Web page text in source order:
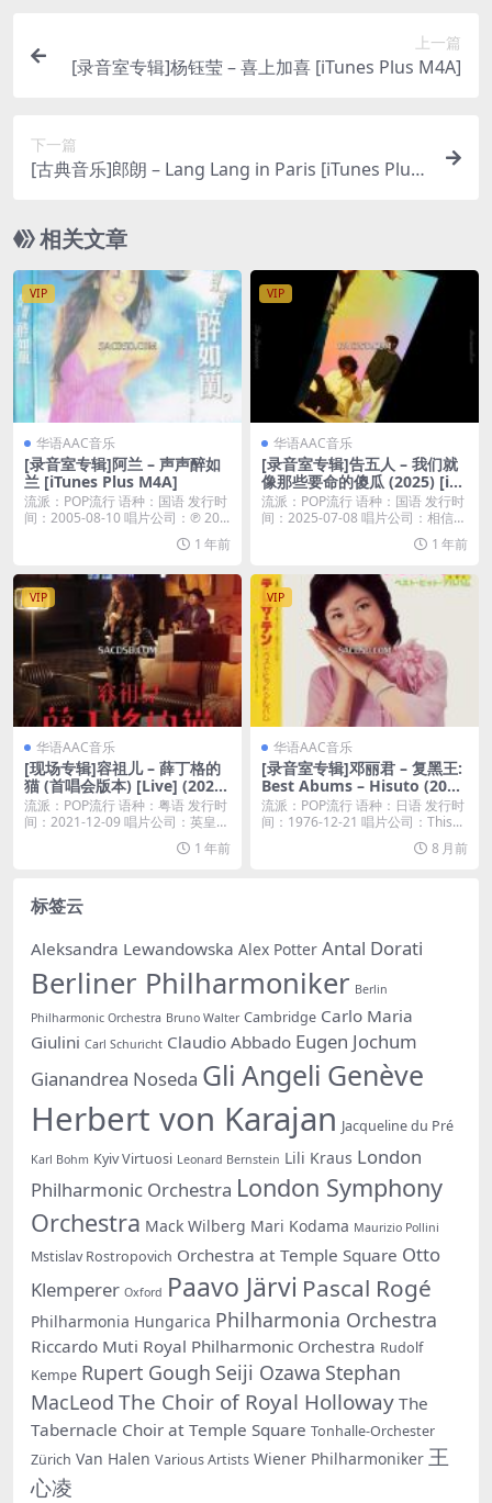
上一篇
[录音室专辑]杨钰莹 – 喜上加喜 [iTunes Plus M4A]
下一篇
[古典音乐]郎朗 – Lang Lang in Paris [iTunes Plus
相关文章
VIP
华语AAC音乐
[录音室专辑]阿兰 – 声声醉如
兰 [iTunes Plus M4A]
流派：POP流行 语种：国语 发行时
间：2005-08-10 唱片公司：℗ 20...
1 年前
VIP
华语AAC音乐
[录音室专辑]告五人 – 我们就
像那些要命的傻瓜 (2025) [iTu
nes Plus M4A]
流派：POP流行 语种：国语 发行时
间：2025-07-08 唱片公司：相信音
1 年前
VIP
华语AAC音乐
[现场专辑]容祖儿 – 薛丁格的
猫 (首唱会版本) [Live] (2021)
[iTunes Plus M4A]
流派：POP流行 语种：粤语 发行时
间：2021-12-09 唱片公司：英皇娱
1 年前
VIP
华语AAC音乐
[录音室专辑]邓丽君 – 复黑王:
Best Abums – Hisuto (201
1) [iTunes Plus M4A]
流派：POP流行 语种：日语 发行时
间：1976-12-21 唱片公司：This...
8 月前
标签云
Aleksandra Lewandowska Alex Potter Antal Dorati
Berliner Philharmoniker Berlin
Philharmonic Orchestra Bruno Walter Cambridge Carlo Maria
Giulini Carl Schuricht Claudio Abbado Eugen Jochum
Gianandrea Noseda Gli Angeli Genève
Herbert von Karajan Jacqueline du Pré
Karl Bohm Kyiv Virtuosi Leonard Bernstein Lili Kraus London
Philharmonic Orchestra London Symphony
Orchestra Mack Wilberg Mari Kodama Maurizio Pollini
Mstislav Rostropovich Orchestra at Temple Square Otto
Klemperer Oxford Paavo Järvi Pascal Rogé
Philharmonia Hungarica Philharmonia Orchestra
Riccardo Muti Royal Philharmonic Orchestra Rudolf
Kempe Rupert Gough Seiji Ozawa Stephan
MacLeod The Choir of Royal Holloway The
Tabernacle Choir at Temple Square Tonhalle-Orchester
Zürich Van Halen Various Artists Wiener Philharmoniker 王
心凌